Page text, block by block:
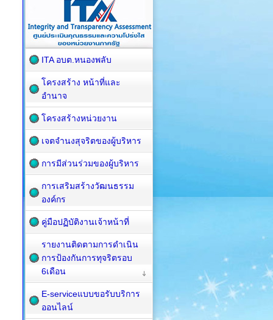
ITA อบต.หนองพลับ
โครงสร้าง หน้าที่และ
อำนาจ
โครงสร้างหน่วยงาน
เจตจำนงสุจริตของผู้บริหาร
การมีส่วนร่วมของผู้บริหาร
การเสริมสร้างวัฒนธรรม
องค์กร
คู่มือปฏิบัติงานเจ้าหน้าที่
รายงานติดตามการดำเนิน
การป้องกันการทุจริตรอบ
6เดือน
E-serviceแบบขอรับบริการ
ออนไลน์